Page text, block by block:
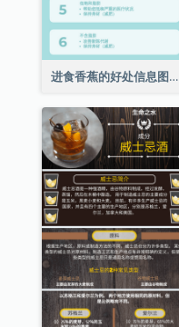
进食香蕉的好处信息图表